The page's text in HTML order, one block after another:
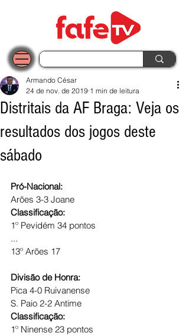
Distritais da AF Braga: Veja os
resultados dos jogos deste
sábado
Armando César
24 de nov. de 2019 1 min de leitura
Pró-Nacional:
Arões 3-3 Joane
Classificação:
1º Pevidém 34 pontos
...
13º Arões 17
Divisão de Honra:
Pica 4-0 Ruivanense
S. Paio 2-2 Antime
Classificação:
1º Ninense 23 pontos